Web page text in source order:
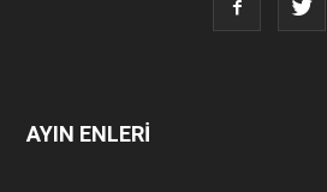
AYIN ENLERİ